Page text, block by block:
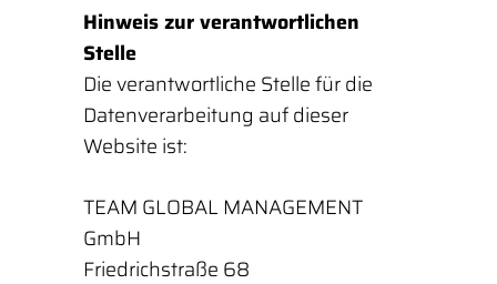
Hinweis zur verantwortlichen
Stelle
Die verantwortliche Stelle für die
Datenverarbeitung auf dieser
Website ist:
TEAM GLOBAL MANAGEMENT
GmbH
Friedrichstraße 68